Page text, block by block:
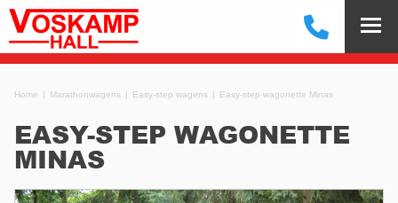
Home Marathonwagens Easy-step wagens Easy-step wagonette Minas
EASY-STEP WAGONETTE
MINAS